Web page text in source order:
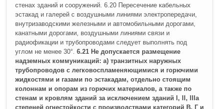
стенах зданий и сооружений. 6.20 Пересечение кабельных
эстакад и галерей с воздушными линиями электропередачи,
внутризаводскими железными и автомобильными дорогами,
канатными дорогами, воздушными линиями связи и
радиофикации и трубопроводами следует выполнять под
углом не менее 30°. 6.21 Не допускается размещение
надземных коммуникаций: а) транзитных наружных
трубопроводов с легковоспламеняющимися и горючими
жидкостями и газами по эстакадам, отдельно стоящим
колоннам и опорам из горючих материалов, а также по
стенам и кровлям зданий за исключением зданий I, II, IIIa
степеней огнестойкости с производствами категорий В, Г и